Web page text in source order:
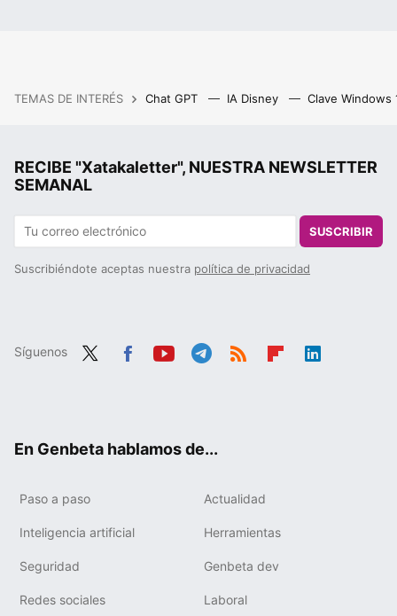
TEMAS DE INTERÉS Chat GPT IA Disney Clave Windows
RECIBE "Xatakaletter", NUESTRA NEWSLETTER
SEMANAL
SUSCRIBIR
Suscribiéndote aceptas nuestra política de privacidad
Síguenos
En Genbeta hablamos de...
Paso a paso Actualidad
Inteligencia artificial Herramientas
Seguridad Genbeta dev
Redes sociales Laboral